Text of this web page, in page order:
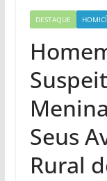
DESTAQUE
Seus
Rural